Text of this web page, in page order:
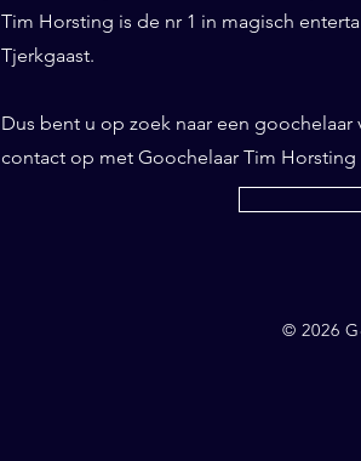
Tim Horsting is de nr 1 in magisch
Tjerkgaast.
Dus bent u op zoek naar een
contact op met Goochelaar Tim Horsting
© 2026